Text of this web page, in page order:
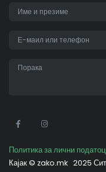
Политика за лични
Кајак © zako.mk 2025